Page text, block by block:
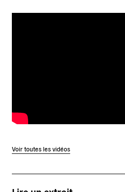
Voir toutes les vidéos